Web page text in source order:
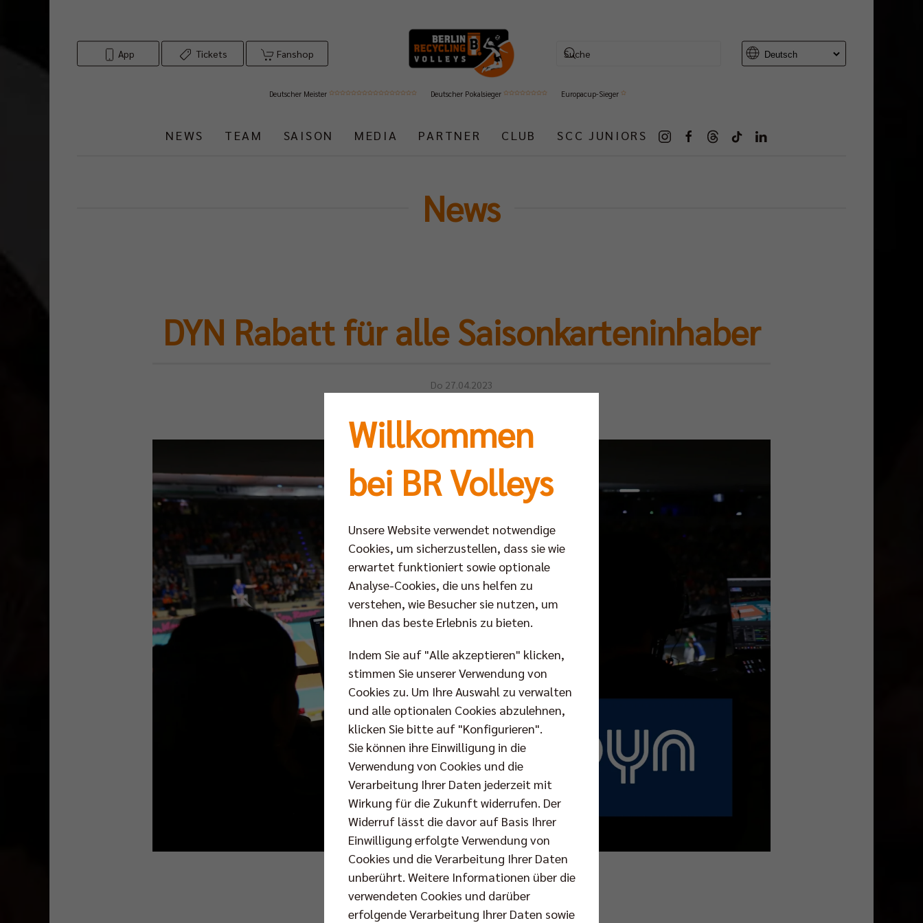
App Tickets Fanshop
Deutscher Meister Deutscher Pokalsieger Europacup-Sieger
NEWS TEAM SAISON MEDIA PARTNER CLUB SCC JUNIORS
News
DYN Rabatt für alle Saisonkarteninhaber
Do 27.04.2023
Foto: Maria Butze
Willkommen
bei BR Volleys
Unsere Website verwendet notwendige
Cookies, um sicherzustellen, dass sie wie
erwartet funktioniert sowie optionale
Analyse-Cookies, die uns helfen zu
verstehen, wie Besucher sie nutzen, um
Ihnen das beste Erlebnis zu bieten.
Indem Sie auf "Alle akzeptieren" klicken,
stimmen Sie unserer Verwendung von
Cookies zu. Um Ihre Auswahl zu verwalten
und alle optionalen Cookies abzulehnen,
klicken Sie bitte auf "Konfigurieren".
Sie können ihre Einwilligung in die
Verwendung von Cookies und die
Verarbeitung Ihrer Daten jederzeit mit
Wirkung für die Zukunft widerrufen. Der
Widerruf lässt die davor auf Basis Ihrer
Einwilligung erfolgte Verwendung von
Cookies und die Verarbeitung Ihrer Daten
unberührt. Weitere Informationen über die
verwendeten Cookies und darüber
erfolgende Verarbeitung Ihrer Daten sowie